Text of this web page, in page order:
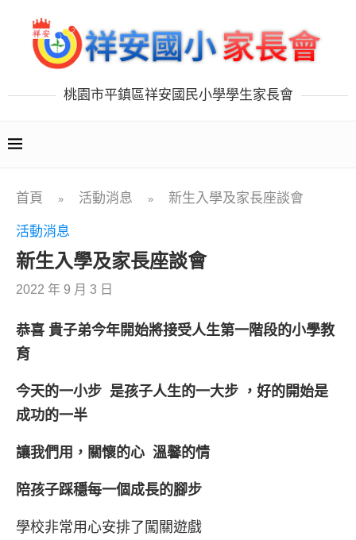
桃園市平鎮區祥安國民小學學生家長會
首頁 » 活動消息 » 新生入學及家長座談會
活動消息
新生入學及家長座談會
2022 年 9 月 3 日
恭喜 貴子弟今年開始將接受人生第一階段的小學教
育
今天的一小步 是孩子人生的一大步 ， 好的開始是
成功的一半
讓我們用， 關懷的心 溫馨的情
陪孩子踩穩每一個成長的腳步
學校非常用心安排了闖關遊戲